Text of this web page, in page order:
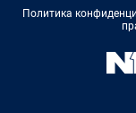
Политика